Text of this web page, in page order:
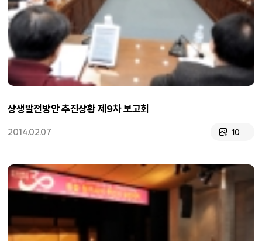
상생발전방안 추진상황 제9차 보고회
2014.02.07 10